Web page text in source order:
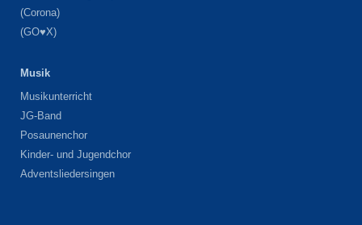
(Corona)
(GO♥X)
Musik
Musikunterricht
JG-Band
Posaunenchor
Kinder- und Jugendchor
Adventsliedersingen